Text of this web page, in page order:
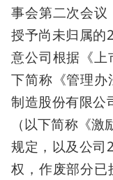
事会第二次会议
授予尚未归属的
意公司根据《上
下简称《管理
制造股份有限公
（以下简称《
规定，以及公司
权，作废部分已